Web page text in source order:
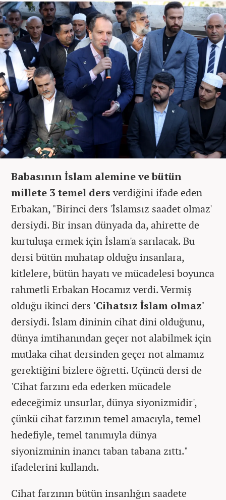
Babasının İslam alemine ve bütün
millete 3 temel dersverdiğini ifade eden
Erbakan, "Birinci ders 'İslamsız saadet olmaz'
dersiydi. Bir insan dünyada da, ahirette de
kurtuluşa ermek için İslam'a sarılacak. Bu
dersi bütün muhatap olduğu insanlara,
kitlelere, bütün hayatı ve mücadelesi boyunca
rahmetli Erbakan Hocamız verdi. Vermiş
olduğu ikinci ders 'Cihatsız İslam olmaz'
dersiydi. İslam dininin cihat dini olduğunu,
dünya imtihanından geçer not alabilmek için
mutlaka cihat dersinden geçer not almamız
gerektiğini bizlere öğretti. Üçüncü dersi de
'Cihat farzını eda ederken mücadele
edeceğimiz unsurlar, dünya siyonizmidir',
çünkü cihat farzının temel amacıyla, temel
hedefiyle, temel tanımıyla dünya
siyonizminin inancı taban tabana zıttı."
ifadelerini kullandı.
Cihat farzının bütün insanlığın saadete